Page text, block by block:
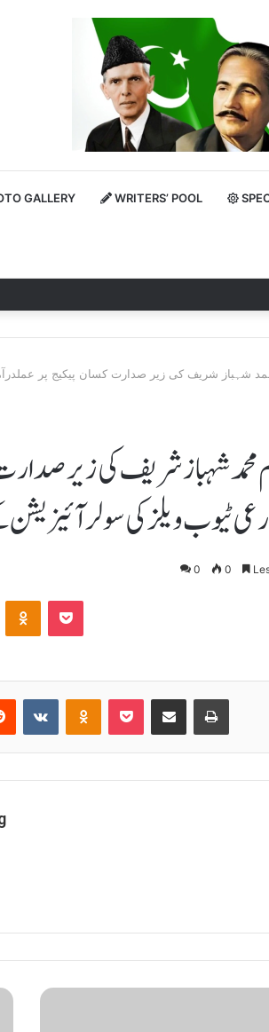
GALLERY WRITERS’ POOL
شہباز شریف کی زیر صدارت کسان پیکیج پر
شہباز شریف کی زیر
ٹیوب ویلز کی
0 0